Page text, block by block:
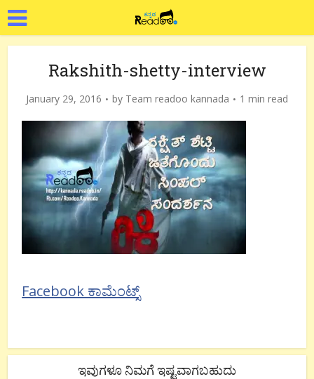
Rakshith-shetty-interview
January 29, 2016 by Team readoo kannada 1 min read
Facebook ಕಾಮೆಂಟ್ಸ್
ಇವುಗಳೂ ನಿಮಗೆ ಇಷ್ಟವಾಗಬಹುದು